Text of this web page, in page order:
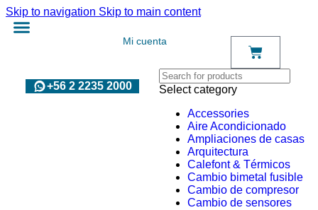
Skip to navigation Skip to main content
Mi cuenta
+56 2 2235 2000
Select category
Accessories
Aire Acondicionado
Ampliaciones de casas
Arquitectura
Calefont & Térmicos
Cambio bimetal fusible
Cambio de compresor
Cambio de sensores